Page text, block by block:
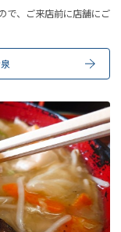
で、ご来店前に店舗にご